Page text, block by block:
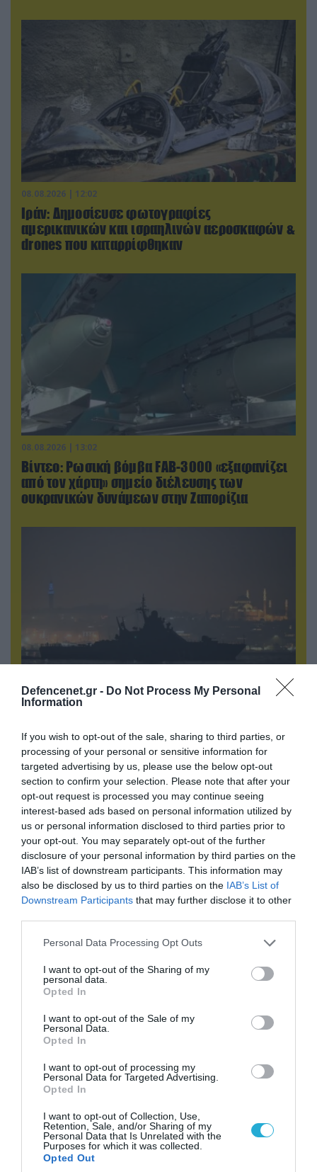
Defencenet.gr - Do Not Process My Personal
Information
If you wish to opt-out of the sale, sharing to third parties, or
processing of your personal or sensitive information for
targeted advertising by us, please use the below opt-out
section to confirm your selection. Please note that after your
opt-out request is processed you may continue seeing
interest-based ads based on personal information utilized by
us or personal information disclosed to third parties prior to
your opt-out. You may separately opt-out of the further
disclosure of your personal information by third parties on the
IAB’s list of downstream participants. This information may
also be disclosed by us to third parties on the IAB’s List of
Downstream Participants that may further disclose it to other
Please note that this website/app uses one or more Google
not limited to your visit or usage behaviour. You may click to
grant or deny consent to Google and its third-party tags to
use your data for below specified purposes in below Google
consent section.
Personal Data Processing Opt Outs
I want to opt-out of the Sharing of my
personal data.
Opted In
I want to opt-out of the Sale of my
Personal Data.
Opted In
I want to opt-out of processing my
Personal Data for Targeted Advertising.
Opted In
I want to opt-out of Collection, Use,
Retention, Sale, and/or Sharing of my
Personal Data that Is Unrelated with the
Purposes for which it was collected.
Opted Out
08.08.2026 | 12:02
Ιράν: Δημοσίευσε φωτογραφίες
αμερικανικών και ισραηλινών αεροσκαφών &
drones που καταρρίφθηκαν
08.08.2026 | 13:02
Βίντεο: Ρωσική βόμβα FAB-3000 «εξαφανίζει
από τον χάρτη» σημείο διέλευσης των
ουκρανικών δυνάμεων στην Ζαπορίζια
08.08.2026 | 17:02
Περιορίζει την κίνηση πλοίων από την Μαύρη
Θάλασσα
ΠΟΛΙΤΙΚΗ
08.08.2026 | 09:02
«Η απόλυτη τραγωδία»: Η «αιχμηρή» ανάρτηση
του Αρκά για τα τατουάζ (φωτο)